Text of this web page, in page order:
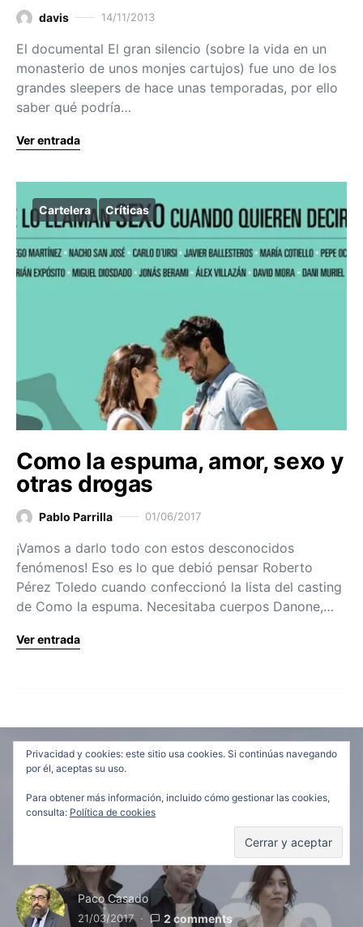
davis 14/11/2013
El documental El gran silencio (sobre la vida en un
monasterio de unos monjes cartujos) fue uno de los
grandes sleepers de hace unas temporadas, por ello
saber qué podría…
Ver entrada
Cartelera Críticas
Como la espuma, amor, sexo y
otras drogas
Pablo Parrilla 01/06/2017
¡Vamos a darlo todo con estos desconocidos
fenómenos! Eso es lo que debió pensar Roberto
Pérez Toledo cuando confeccionó la lista del casting
de Como la espuma. Necesitaba cuerpos Danone,…
Ver entrada
Críticas Festivales y Premios
Festival de Málaga 2017:
NO SÉ DECIR ADIÓS,
madurez debutante
Paco Casado
21/03/2017 2 comments
Privacidad y cookies: este sitio usa cookies. Si continúas navegando
por él, aceptas su uso.
Para obtener más información, incluido cómo gestionar las cookies,
consulta: Política de cookies